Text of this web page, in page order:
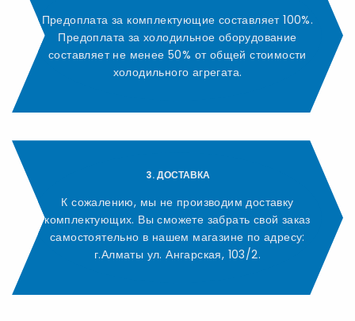
Предоплата за комплектующие составляет 100%.
Предоплата за холодильное оборудование
составляет не менее 50% от общей стоимости
холодильного агрегата.
3. ДОСТАВКА
К сожалению, мы не производим доставку
комплектующих. Вы сможете забрать свой заказ
самостоятельно в нашем магазине по адресу:
г.Алматы ул. Ангарская, 103/2.